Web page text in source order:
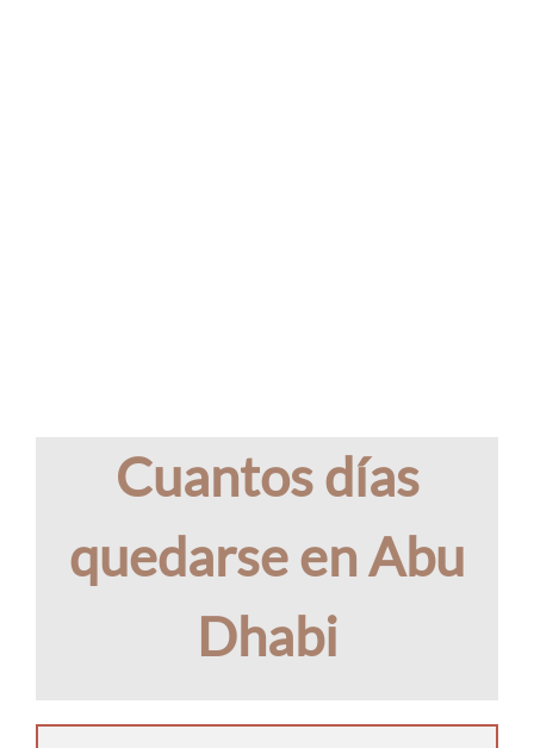
Cuantos días
quedarse en Abu
Dhabi